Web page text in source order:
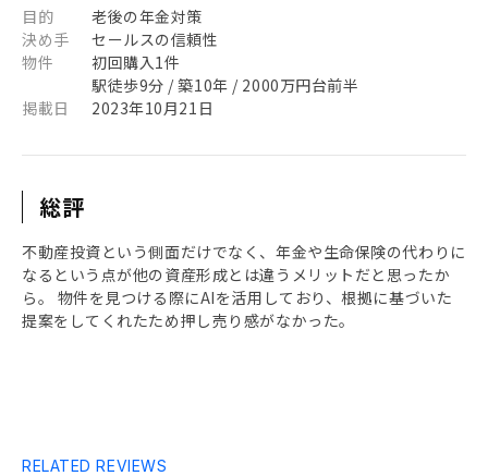
目的
老後の年金対策
決め手
セールスの信頼性
物件
初回購入1件
駅徒歩9分 / 築10年 / 2000万円台前半
掲載日
2023年10月21日
総評
不動産投資という側面だけでなく、年金や生命保険の代わりに
なるという点が他の資産形成とは違うメリットだと思ったか
ら。 物件を見つける際にAIを活用しており、根拠に基づいた
提案をしてくれたため押し売り感がなかった。
RELATED REVIEWS